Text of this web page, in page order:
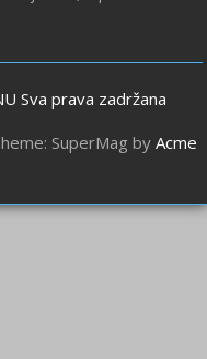
Sva prava zadržana
SuperMag byAcme